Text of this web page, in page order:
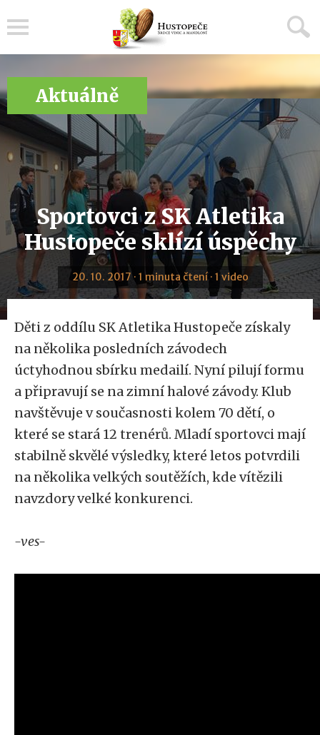
Aktuálně
Sportovci z SK Atletika
Hustopeče sklízí úspěchy
20. 10. 2017 · 1 minuta čtení · 1 video
Děti z oddílu SK Atletika Hustopeče získaly
na několika posledních závodech
úctyhodnou sbírku medailí. Nyní pilují formu
a připravují se na zimní halové závody. Klub
navštěvuje v současnosti kolem 70 dětí, o
které se stará 12 trenérů. Mladí sportovci mají
stabilně skvělé výsledky, které letos potvrdili
na několika velkých soutěžích, kde vítězili
navzdory velké konkurenci.
-ves-